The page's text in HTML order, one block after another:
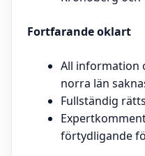
Fortfarande oklart
All information
norra län
Fullständig
förtydligande